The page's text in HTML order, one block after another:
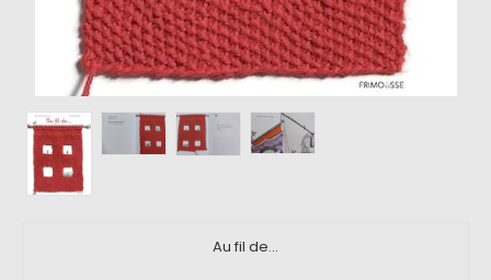
Au fil de...